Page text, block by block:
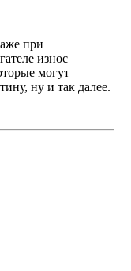
при
износ
могут
ну и так далее.